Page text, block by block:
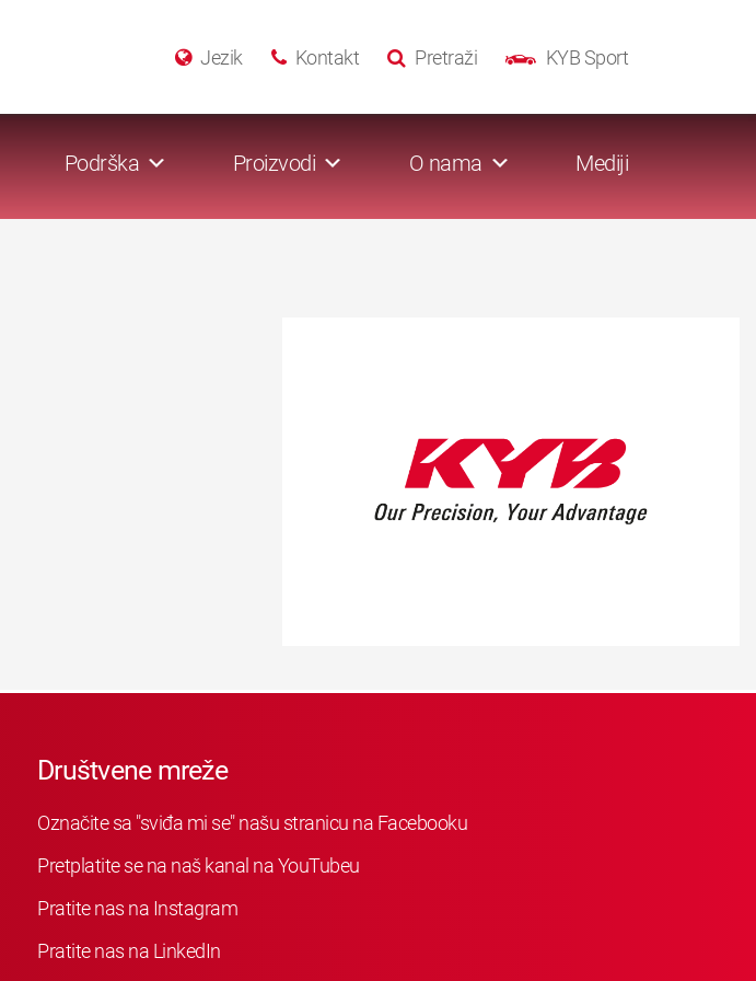
KYB Sport
Pretraži
Kontakt
Jezik
Podrška Proizvodi O nama Mediji
Društvene mreže
Označite sa "sviđa mi se" našu stranicu na Facebooku
Pretplatite se na naš kanal na YouTubeu
Pratite nas na Instagram
Pratite nas na LinkedIn